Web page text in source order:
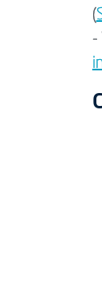
(
-